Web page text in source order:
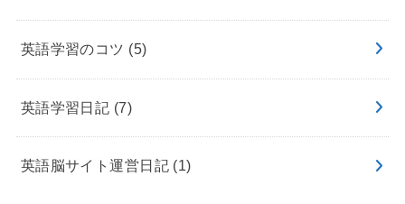
英語学習のコツ (5)
英語学習日記 (7)
英語脳サイト運営日記 (1)